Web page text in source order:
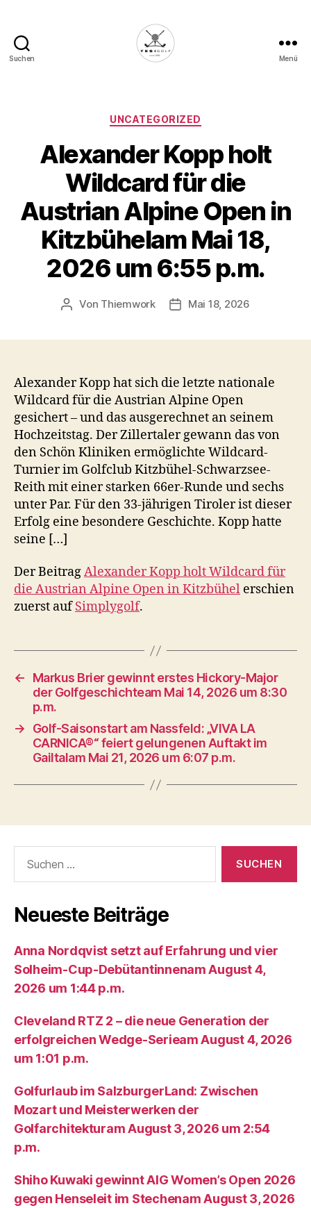
Suchen
Deine
Plattform
für
Golfbegeisterte!
Menü
Kategorien
UNCATEGORIZED
Alexander Kopp holt
Wildcard für die
Austrian Alpine Open in
Kitzbühelam Mai 18,
2026 um 6:55 p.m.
Beitragsautor
Von Thiemwork Veröffentlichungsdatum
Mai 18, 2026
Alexander Kopp hat sich die letzte nationale
Wildcard für die Austrian Alpine Open
gesichert – und das ausgerechnet an seinem
Hochzeitstag. Der Zillertaler gewann das von
den Schön Kliniken ermöglichte Wildcard-
Turnier im Golfclub Kitzbühel-Schwarzsee-
Reith mit einer starken 66er-Runde und sechs
unter Par. Für den 33-jährigen Tiroler ist dieser
Erfolg eine besondere Geschichte. Kopp hatte
seine […]
Der BeitragAlexander Kopp holt Wildcard für
die Austrian Alpine Open in Kitzbühel erschien
zuerst aufSimplygolf.
←
Markus Brier gewinnt erstes Hickory-Major
der Golfgeschichteam Mai 14, 2026 um 8:30
p.m.
→
Golf-Saisonstart am Nassfeld: „VIVA LA
CARNICA®“ feiert gelungenen Auftakt im
Gailtalam Mai 21, 2026 um 6:07 p.m.
nach:
Neueste Beiträge
Anna Nordqvist setzt auf Erfahrung und vier
Solheim-Cup-Debütantinnenam August 4,
2026 um 1:44 p.m.
Cleveland RTZ 2 – die neue Generation der
erfolgreichen Wedge-Serieam August 4, 2026
um 1:01 p.m.
Golfurlaub im SalzburgerLand: Zwischen
Mozart und Meisterwerken der
Golfarchitekturam August 3, 2026 um 2:54
p.m.
Shiho Kuwaki gewinnt AIG Women’s Open 2026
gegen Henseleit im Stechenam August 3, 2026